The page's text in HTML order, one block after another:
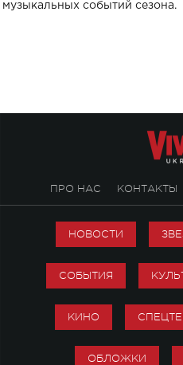
музыкальных событий сезона.
ПРО НАС КОНТАКТЫ
НОВОСТИ
СОБЫТИЯ
КИНО
ОБЛОЖКИ